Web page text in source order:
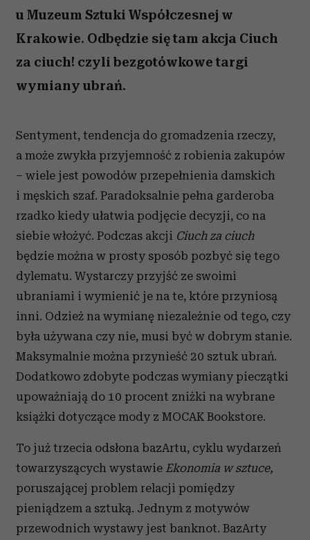
u Muzeum Sztuki Współczesnej w
Krakowie. Odbędzie się tam akcja Ciuch
za ciuch! czyli bezgotówkowe targi
wymiany ubrań.
Sentyment, tendencja do gromadzenia rzeczy,
a może zwykła przyjemność z robienia zakupów
– wiele jest powodów przepełnienia damskich
i męskich szaf. Paradoksalnie pełna garderoba
rzadko kiedy ułatwia podjęcie decyzji, co na
siebie włożyć. Podczas akcji Ciuch za ciuch
będzie można w prosty sposób pozbyć się tego
dylematu. Wystarczy przyjść ze swoimi
ubraniami i wymienić je na te, które przyniosą
inni. Odzież na wymianę niezależnie od tego, czy
była używana czy nie, musi być w dobrym stanie.
Maksymalnie można przynieść 20 sztuk ubrań.
Dodatkowo zdobyte podczas wymiany pieczątki
upoważniają do 10 procent zniżki na wybrane
książki dotyczące mody z MOCAK Bookstore.
To już trzecia odsłona bazArtu, cyklu wydarzeń
towarzyszących wystawie Ekonomia w sztuce,
poruszającej problem relacji pomiędzy
pieniądzem a sztuką. Jednym z motywów
przewodnich wystawy jest banknot. BazArty